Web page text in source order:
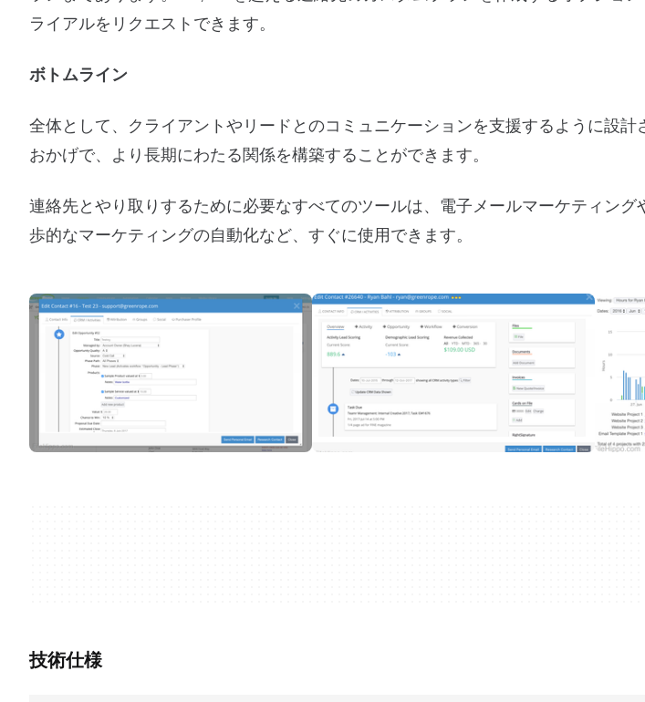
ライアルをリクエストできます。
ボトムライン
全体として、クライアントやリードとのコミュニケーションを支援するように設
おかげで、より長期にわたる関係を構築することができます。
連絡先とやり取りするために必要なすべてのツールは、電子メールマーケティング
歩的なマーケティングの自動化など、すぐに使用できます。
技術仕様